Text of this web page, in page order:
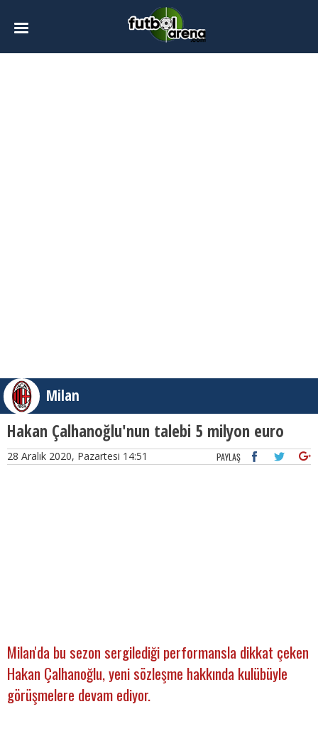
Milan
Hakan Çalhanoğlu'nun talebi 5 milyon euro
28 Aralık 2020, Pazartesi 14:51 PAYLAŞ
Milan'da bu sezon sergilediği performansla dikkat çeken
Hakan Çalhanoğlu, yeni sözleşme hakkında kulübüyle
görüşmelere devam ediyor.